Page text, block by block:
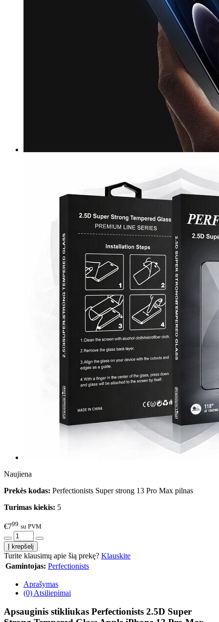
Naujiena
Prekės kodas: Perfectionists Super strong 13 Pro Max pilnas
Turimas kiekis: 5
€799 su PVM
Turite klausimų apie šią prekę? Klauskite
Gamintojas: Perfectionists
Aprašymas
(0) Atsiliepimai
Apsauginis stikliukas Perfectionists 2.5D Super